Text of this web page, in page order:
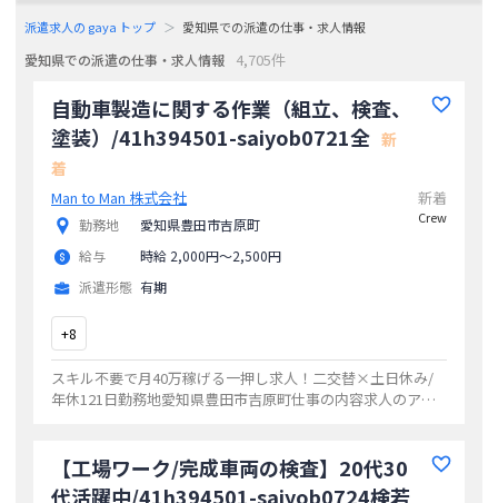
派遣求人の gaya トップ 愛知県での派遣の仕事・求人情報
愛知県での派遣の仕事・求人情報 4,705件
自動車製造に関する作業（組立、検査、
塗装）/41h394501-saiyob0721全 新
着
Man to Man 株式会社
勤務地
愛知県豊田市吉原町
給与
時給 2,000円〜2,500円
派遣形態 有期
新着
Crew
+8
スキル不要で月40万稼げる一押し求人！二交替×土日休み/
年休121日勤務地愛知県豊田市吉原町仕事の内容求人のアピ
【工場ワーク/完成車両の検査】20代30
代活躍中/41h394501-saiyob0724検若